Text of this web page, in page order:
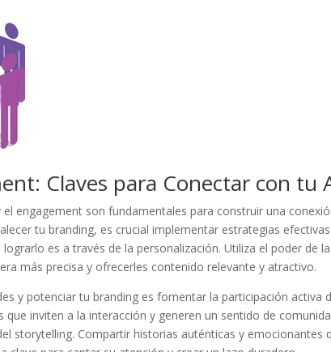
Claves‌ para Conectar ‍con tu
engagement⁤ son fundamentales para ‌construir una⁣
tu branding, es crucial implementar estrategias
‌es a través‌ de la personalización. Utiliza el poder de
más precisa y ofrecerles contenido⁣ relevante ⁤y atractivo.
y ‍potenciar tu branding es fomentar la participación activa
inviten​ a la interacción y generen ​un sentido de
storytelling.⁤ Compartir historias auténticas y emocionantes